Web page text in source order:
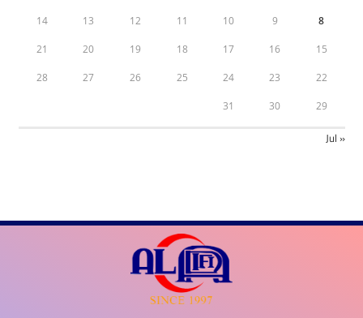
8
9
10
11
12
13
14
15
16
17
18
19
20
21
22
23
24
25
26
27
28
29
30
31
« Jul